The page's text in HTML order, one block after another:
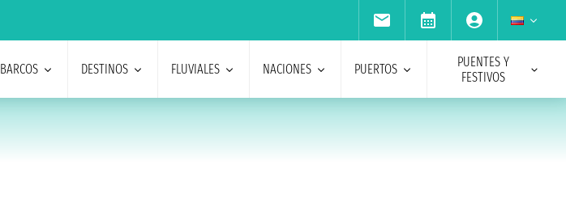
BARCOS DESTINOS FLUVIALES NACIONES PUERTOS
PUENTES Y
FESTIVOS